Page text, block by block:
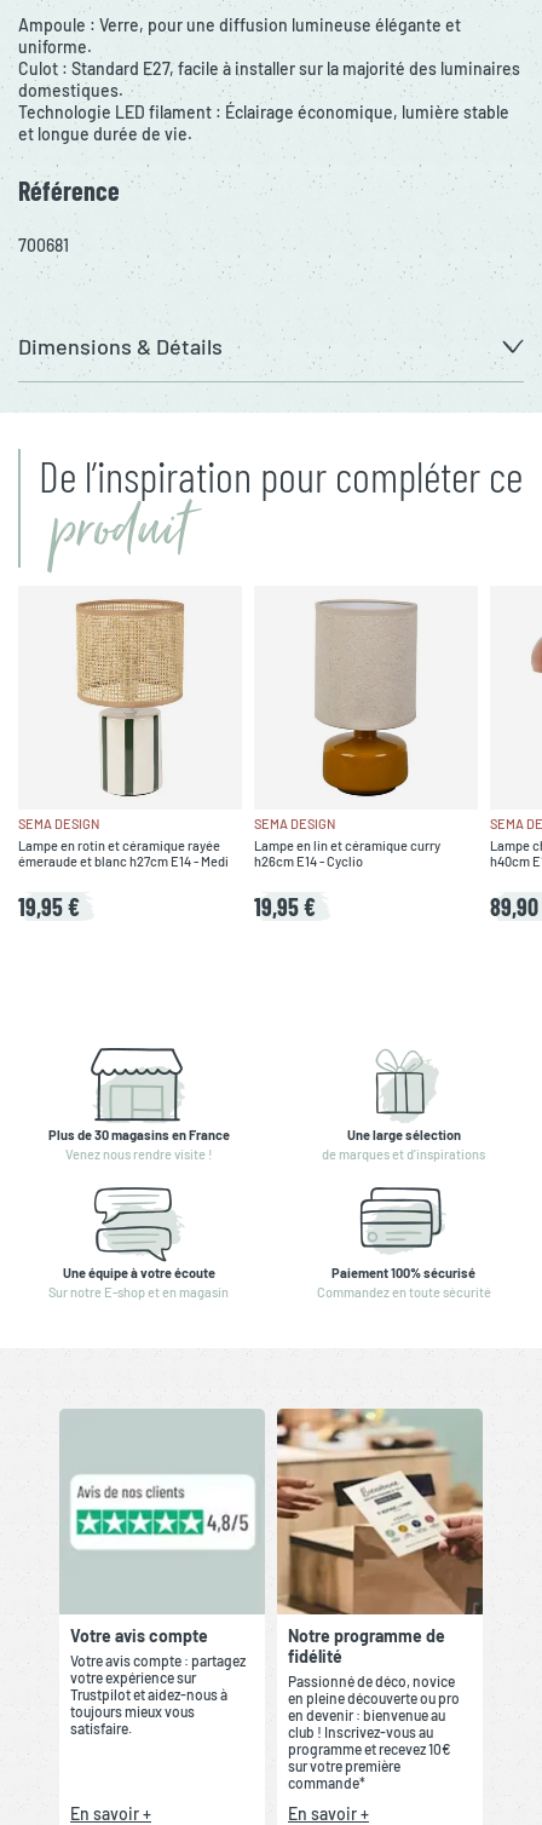
Ampoule : Verre, pour une diffusion lumineuse élégante et
uniforme.
Culot : Standard E27, facile à installer sur la majorité des luminaires
domestiques.
Technologie LED filament : Éclairage économique, lumière stable
et longue durée de vie.
Référence
700681
Dimensions & Détails
De l’inspiration pour compléter ce
produit
SEMA DESIGN
Lampe en rotin et céramique rayée
émeraude et blanc h27cm E14 - Medi
19,95 €
SEMA DESIGN
Lampe en lin et céramique curry
h26cm E14 - Cyclio
19,95 €
SEMA
Lampe
h40cm
Plus de 30 magasins en France
Venez nous rendre visite !
Une large sélection
de marques et d'inspirations
Une équipe à votre écoute
Sur notre E-shop et en magasin
Paiement 100% sécurisé
Commandez en toute sécurité
Votre avis compte
Votre avis compte : partagez
votre expérience sur
Trustpilot et aidez-nous à
toujours mieux vous
satisfaire.
En savoir +
Notre programme de
fidélité
Passionné de déco, novice
en pleine découverte ou pro
en devenir : bienvenue au
club ! Inscrivez-vous au
programme et recevez 10€
sur votre première
commande*
En savoir +